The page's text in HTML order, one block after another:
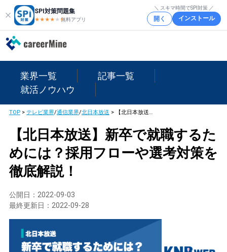
SPI対策問題集
★★★★ ★★
無料アプリ
＼ スキマ時間でSPI対策 ／
開く インストール
業界一覧
記事一覧
就活ノウハウ
TOP> テレビ業界/通信業界/北日本放送 > 【北日本放送】新卒で就職するためには？採用フローや選考対策を徹底解説！
【北日本放送】新卒で就職するた
めには？採用フローや選考対策を
徹底解説！
公開日： 2022-09-03
最終更新日： 2022-09-28